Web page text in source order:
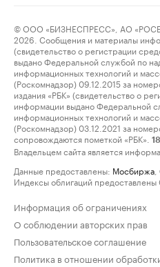
© ООО «БИЗНЕСПРЕСС», АО
2026. Сообщения и материалы
(свидетельство о регистрации
выдано Федеральной службой по
информационных технологий и
(Роскомнадзор) 09.12.2015 за
издания «РБК» (свидетельство о
информации выдано Федеральной
информационных технологий и
(Роскомнадзор) 03.12.2021 за
сопровождаются пометкой «РБК».
Владельцем сайта является
Данные предоставлены: Мосбиржа
Индексы облигаций предоставлены
Информация об ограничениях
О соблюдении авторских прав
Пользовательское соглашение
Политика в отношении